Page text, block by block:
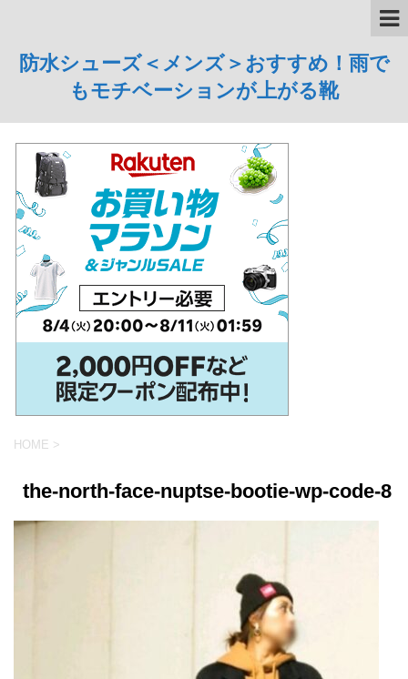
防水シューズ＜メンズ＞おすすめ！雨で
もモチベーションが上がる靴
HOME >
the-north-face-nuptse-bootie-wp-code-8